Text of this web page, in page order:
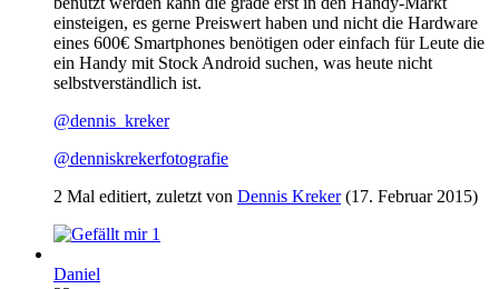
einsteigen, es gerne Preiswert haben und nicht die Hardware
eines 600€ Smartphones benötigen oder einfach für Leute die
ein Handy mit Stock Android suchen, was heute nicht
selbstverständlich ist.
@dennis_kreker
@denniskrekerfotografie
2 Mal editiert, zuletzt von Dennis Kreker(17. Februar 2015)
1
Daniel